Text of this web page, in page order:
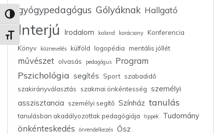
Nagy kontraszt váltása
Betűméret váltása
gyógypedagógus Gólyáknak Hallgató
Interjú Irodalom kaland karácsony
Konferencia
Könyv
köznevelés külföld logopédia mentális jóllét
művészet olvasás pedagógus Program
Pszichológia segítés Sport szabadidő
szakirányválasztás
szakmai önkéntesség személyi
asszisztancia
személyi segítő Színház tanulás
tanulásban akadályozottak pedagógiája tippek Tudomány
önkénteskedés önrendelkezés Ősz